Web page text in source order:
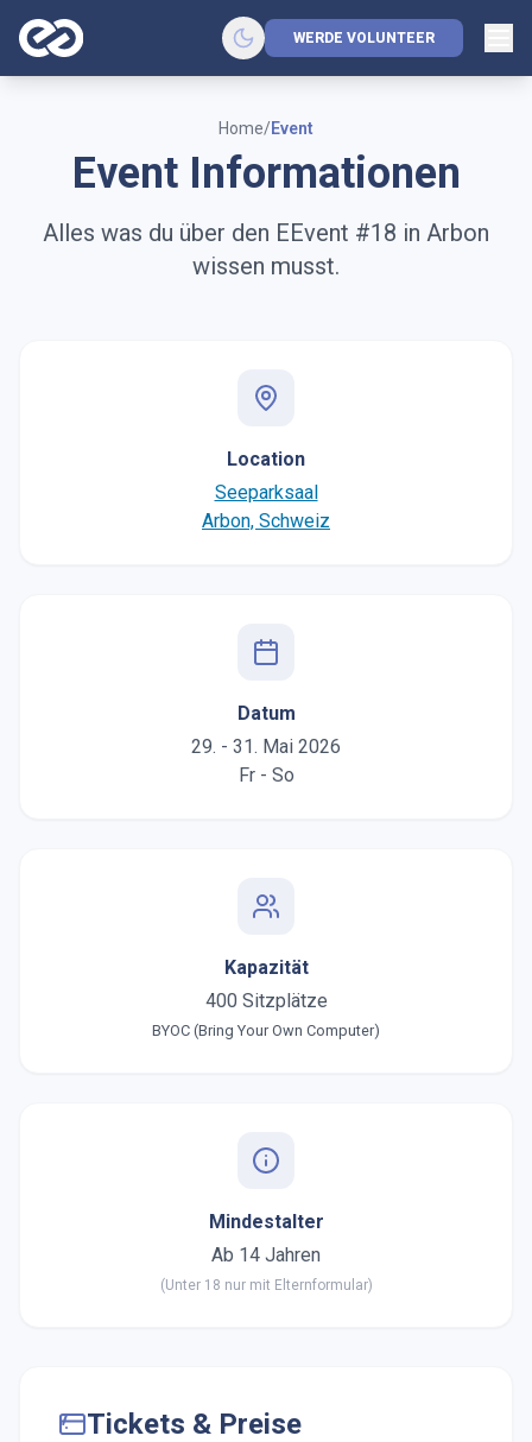
WERDE VOLUNTEER
Home/Event
Event Informationen
Alles was du über den EEvent #18 in Arbon
wissen musst.
Location
Seeparksaal
Arbon, Schweiz
Datum
29. - 31. Mai 2026
Fr - So
Kapazität
400 Sitzplätze
BYOC (Bring Your Own Computer)
Mindestalter
Ab 14 Jahren
(Unter 18 nur mit Elternformular)
Tickets & Preise